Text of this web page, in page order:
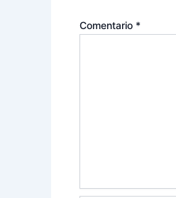
Comentario *